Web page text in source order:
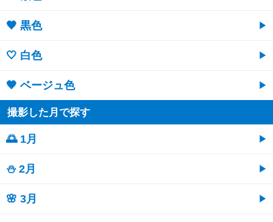
🖤 黒色
🤍 白色
🤎 ベージュ色
撮影した月で探す
🌅 1月
⛄ 2月
🌸 3月